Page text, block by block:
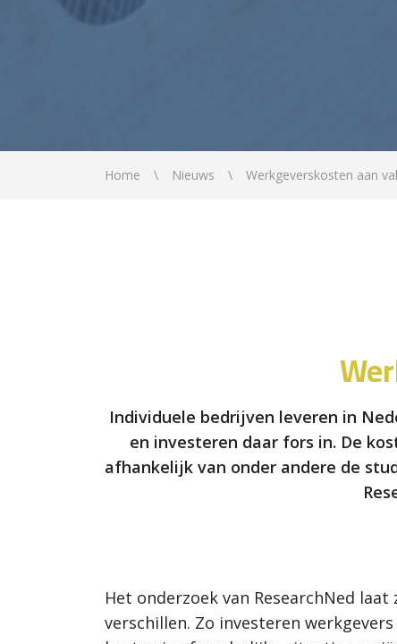
Home Nieuws Werkgeverskosten aan
Individuele bedrijven leveren in
en investeren daar fors in. De
afhankelijk van onder andere de
Het onderzoek van ResearchNed
verschillen. Zo investeren